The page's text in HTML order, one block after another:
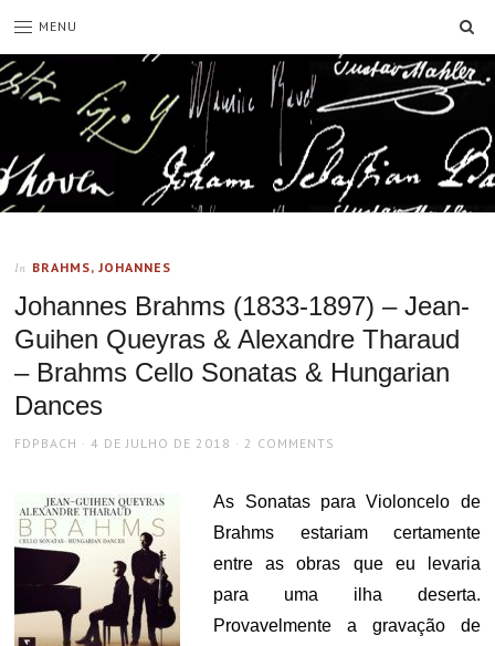
MENU
In BRAHMS, JOHANNES
Johannes Brahms (1833-1897) – Jean-
Guihen Queyras & Alexandre Tharaud
– Brahms Cello Sonatas & Hungarian
Dances
AUTHOR
FDPBACH
POSTED
4 DE JULHO DE 2018 2 COMMENTS
As Sonatas para Violoncelo de
Brahms estariam certamente
entre as obras que eu levaria
para uma ilha deserta.
Provavelmente a gravação de